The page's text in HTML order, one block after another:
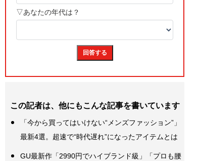
この記者は、他にもこんな記事を書いています
「今から買ってはいけない“メンズファッション”」
最新4選。超速で“時代遅れ”になったアイテムとは
GU最新作「2990円でハイブランド級」「プロも腰